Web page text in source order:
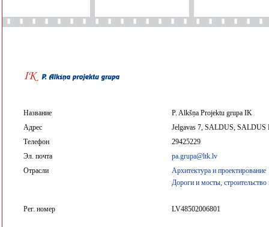
Название
P. Alkšņa Projektu grupa IK
Адрес
Jelgavas 7, SALDUS, SALDUS
Телефон
29425229
Эл. почта
pa.grupa@ltk.lv
Отрасли
Архитектура и проектирование
Дороги и мосты, строительство
Рег. номер LV48502006801